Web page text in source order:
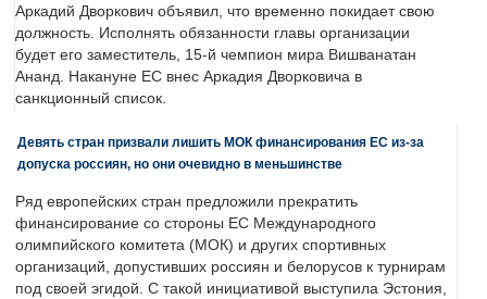
Аркадий Дворкович объявил, что временно покидает свою
должность. Исполнять обязанности главы организации
будет его заместитель, 15-й чемпион мира Вишванатан
Ананд. Накануне ЕС внес Аркадия Дворковича в
санкционный список.
Девять стран призвали лишить МОК финансирования ЕС из-за
допуска россиян, но они очевидно в меньшинстве
Ряд европейских стран предложили прекратить
финансирование со стороны ЕС Международного
олимпийского комитета (МОК) и других спортивных
организаций, допустивших россиян и белорусов к турнирам
под своей эгидой. С такой инициативой выступила Эстония,